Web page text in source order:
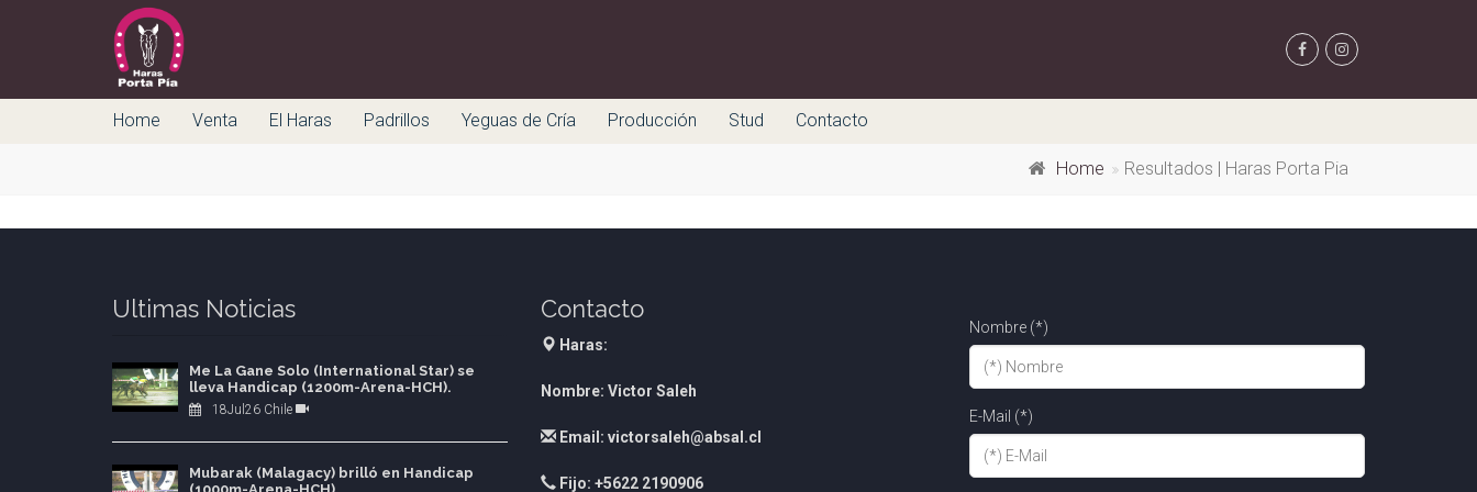
Home Venta El Haras Padrillos Yeguas de Cría Producción Stud Contacto
Home Resultados | Haras Porta Pia
Ultimas Noticias
Me La Gane Solo (International Star) se
lleva Handicap (1200m-Arena-HCH).
18Jul26 Chile
Mubarak (Malagacy) brilló en Handicap
Contacto
Haras:
Nombre: Victor Saleh
Email: victorsaleh@absal.cl
Fijo: +5622 2190906
Nombre (*)
E-Mail (*)